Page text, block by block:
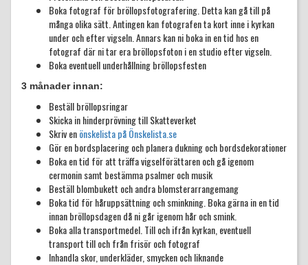
Boka fotograf för bröllopsfotografering. Detta kan gå till på
många olika sätt. Antingen kan fotografen ta kort inne i kyrkan
under och efter vigseln. Annars kan ni boka in en tid hos en
fotograf där ni tar era bröllopsfoton i en studio efter vigseln.
Boka eventuell underhållning bröllopsfesten
3 månader innan:
Beställ bröllopsringar
Skicka in hinderprövning till Skatteverket
Skriv enönskelista på Önskelista.se
Gör en bordsplacering och planera dukning och bordsdekorationer
Boka en tid för att träffa vigselförättaren och gå igenom
cermonin samt bestämma psalmer och musik
Beställ blombukett och andra blomsterarrangemang
Boka tid för håruppsättning och sminkning. Boka gärna in en tid
innan bröllopsdagen då ni går igenom hår och smink.
Boka alla transportmedel. Till och ifrån kyrkan, eventuell
transport till och från frisör och fotograf
Inhandla skor, underkläder, smycken och liknande